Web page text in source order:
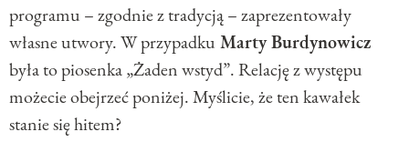
programu – zgodnie z tradycją – zaprezentowały
własne utwory. W przypadku Marty Burdynowicz
była to piosenka „Żaden wstyd”. Relację z występu
możecie obejrzeć poniżej. Myślicie, że ten kawałek
stanie się hitem?